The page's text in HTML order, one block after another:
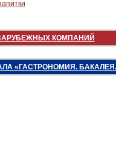
КОМПАНИЙ
«ГАСТРОНОМИЯ.